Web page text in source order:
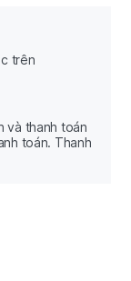
trên
và thanh toán
toán. Thanh